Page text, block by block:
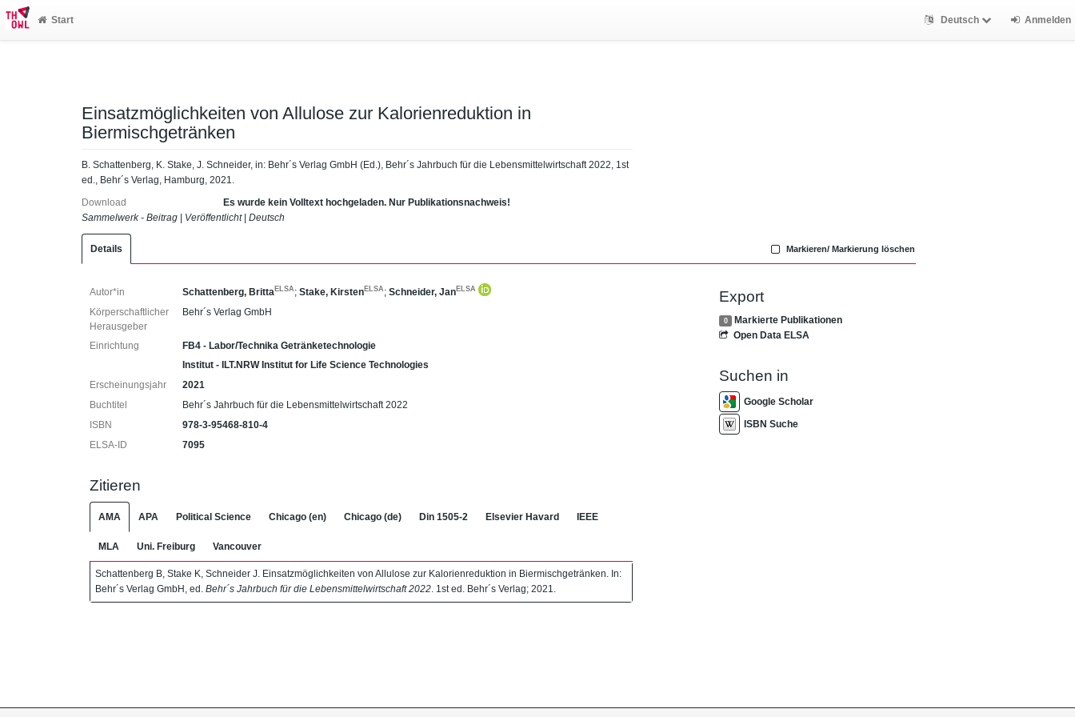
Start Deutsch Anmelden
Einsatzmöglichkeiten von Allulose zur Kalorienreduktion in
Biermischgetränken
B. Schattenberg, K. Stake, J. Schneider, in: Behr´s Verlag GmbH (Ed.), Behr´s Jahrbuch für die Lebensmittelwirtschaft 2022, 1st
ed., Behr´s Verlag, Hamburg, 2021.
Download
Es wurde kein Volltext hochgeladen. Nur Publikationsnachweis!
Sammelwerk - Beitrag
Veröffentlicht| Deutsch
Details Markieren/ Markierung löschen
Autor*in Schattenberg, BrittaELSA ;Stake, KirstenELSA ;Schneider, JanELSA
Körperschaftlicher
Herausgeber
Behr´s Verlag GmbH
Einrichtung
FB4 - Labor/Technika Getränketechnologie
Institut - ILT.NRW Institut for Life Science Technologies
Erscheinungsjahr
2021
Buchtitel
Behr´s Jahrbuch für die Lebensmittelwirtschaft 2022
ISBN
978-3-95468-810-4
ELSA-ID
7095
Zitieren
AMA APA Political Science Chicago (en) Chicago (de) Din 1505-2 Elsevier Havard IEEE
MLA Uni. Freiburg Vancouver
Schattenberg B, Stake K, Schneider J. Einsatzmöglichkeiten von Allulose zur Kalorienreduktion in Biermischgetränken. In:
Behr´s Verlag GmbH, ed. Behr´s Jahrbuch für die Lebensmittelwirtschaft 2022 . 1st ed. Behr´s Verlag; 2021.
Export
0
Markierte Publikationen
Open Data ELSA
Suchen in
Google Scholar
ISBN Suche